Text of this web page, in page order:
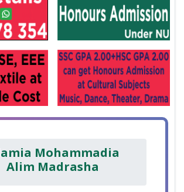
Mohammadia
Alim Madrasha